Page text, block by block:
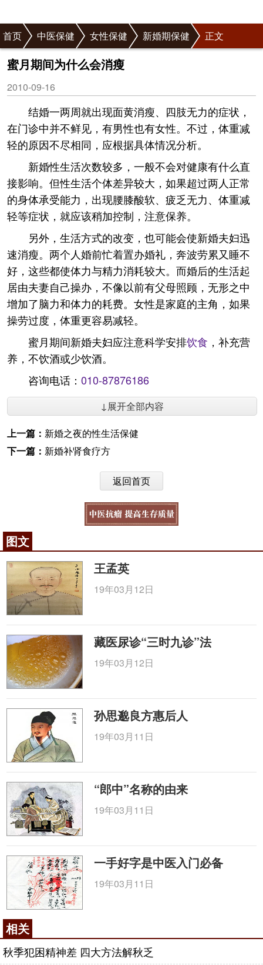
首页 中医保健 女性保健 新婚期保健 正文
蜜月期间为什么会消瘦
2010-09-16
结婚一两周就出现面黄消瘦、四肢无力的症状，
在门诊中并不鲜见，有男性也有女性。不过，体重减
轻的原因不尽相同，应根据具体情况分析。
新婚性生活次数较多，一般不会对健康有什么直
接影响。但性生活个体差异较大，如果超过两人正常
的身体承受能力，出现腰膝酸软、疲乏无力、体重减
轻等症状，就应该稍加控制，注意保养。
另外，生活方式的改变，也可能会使新婚夫妇迅
速消瘦。两个人婚前忙着置办婚礼，奔波劳累又睡不
好，这些都使体力与精力消耗较大。而婚后的生活起
居由夫妻自己操办，不像以前有父母照顾，无形之中
增加了脑力和体力的耗费。女性是家庭的主角，如果
操劳过度，体重更容易减轻。
蜜月期间新婚夫妇应注意科学安排饮食 ，补充营
养，不饮酒或少饮酒。
咨询电话： 010-87876186
↓展开全部内容
上一篇： 新婚之夜的性生活保健
下一篇： 新婚补肾食疗方
返回首页
图文
王孟英
19年03月12日
藏医尿诊“三时九诊”法
19年03月12日
孙思邈良方惠后人
19年03月11日
“郎中”名称的由来
19年03月11日
一手好字是中医入门必备
19年03月11日
相关
秋季犯困精神差 四大方法解秋乏